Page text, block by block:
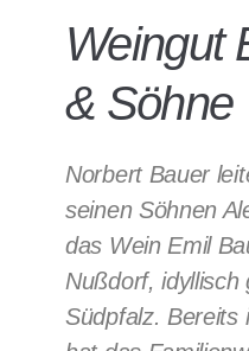
Weingut
& Söhne
Norbert Bauer
seinen Söhnen
das Wein Emil
Nußdorf, idyllisch
Südpfalz. Bereits